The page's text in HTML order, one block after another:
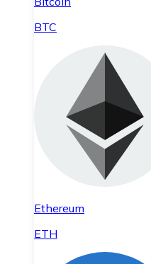
BTC
Ethereum
ETH